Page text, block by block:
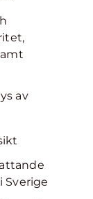
av
Sverige